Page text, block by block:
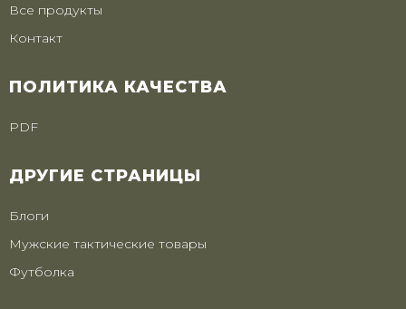
Все продукты
Контакт
ПОЛИТИКА КАЧЕСТВА
PDF
ДРУГИЕ СТРАНИЦЫ
Блоги
Мужские тактические товары
Футболка